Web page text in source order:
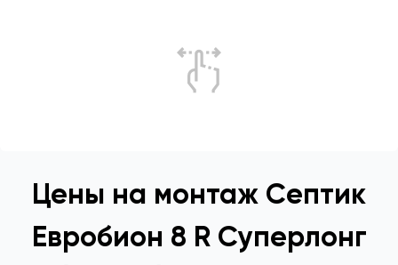
Цены на монтаж Септик
Евробион 8 R Суперлонг